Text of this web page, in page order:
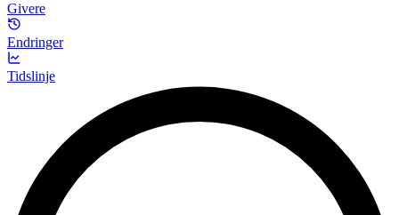
Givere
Endringer
Tidslinje